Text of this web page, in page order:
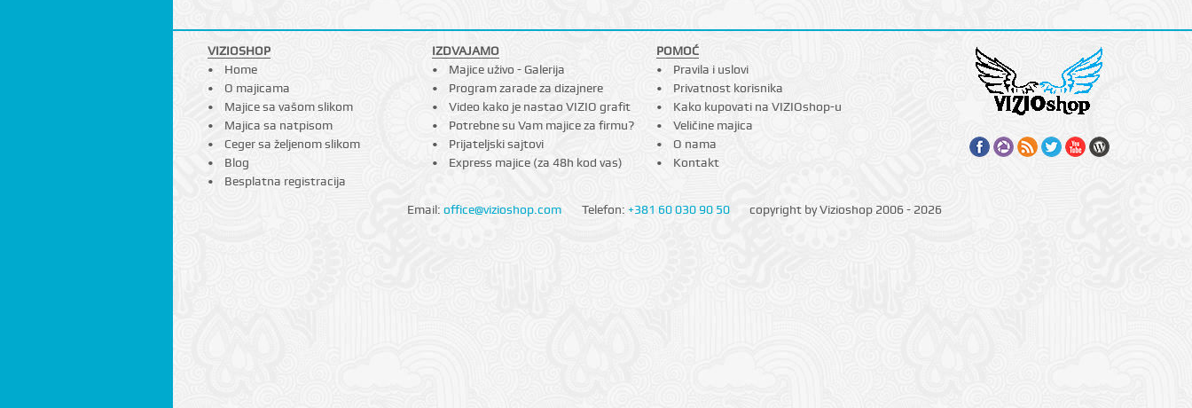
VIZIOSHOP
Home
O majicama
Majice sa vašom slikom
Majica sa natpisom
Ceger sa željenom slikom
Blog
Besplatna registracija
IZDVAJAMO
Majice uživo - Galerija
Program zarade za dizajnere
Video kako je nastao VIZIO grafit
Potrebne su Vam majice za firmu?
Prijateljski sajtovi
Express majice (za 48h kod vas)
POMOĆ
Pravila i uslovi
Privatnost korisnika
Kako kupovati na VIZIOshop-u
Veličine majica
O nama
Kontakt
Email: office@vizioshop.com Telefon: +381 60 030 90 50 copyright by Vizioshop 2006 - 2026